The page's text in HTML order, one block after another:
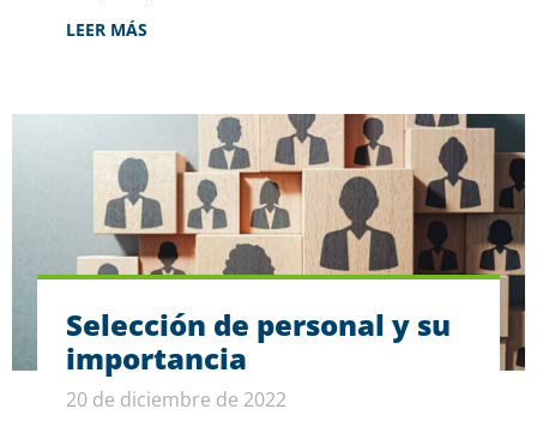
LEER MÁS
Selección de personal y su
importancia
20 de diciembre de 2022